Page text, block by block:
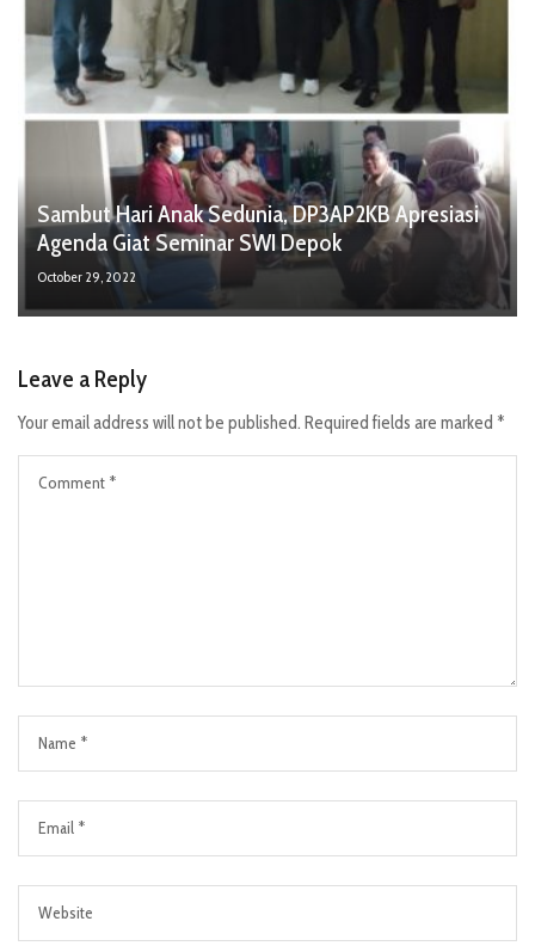
Sambut Hari Anak Sedunia, DP3AP2KB Apresiasi
Agenda Giat Seminar SWI Depok
October 29, 2022
Leave a Reply
Your email address will not be published. Required fields are marked *